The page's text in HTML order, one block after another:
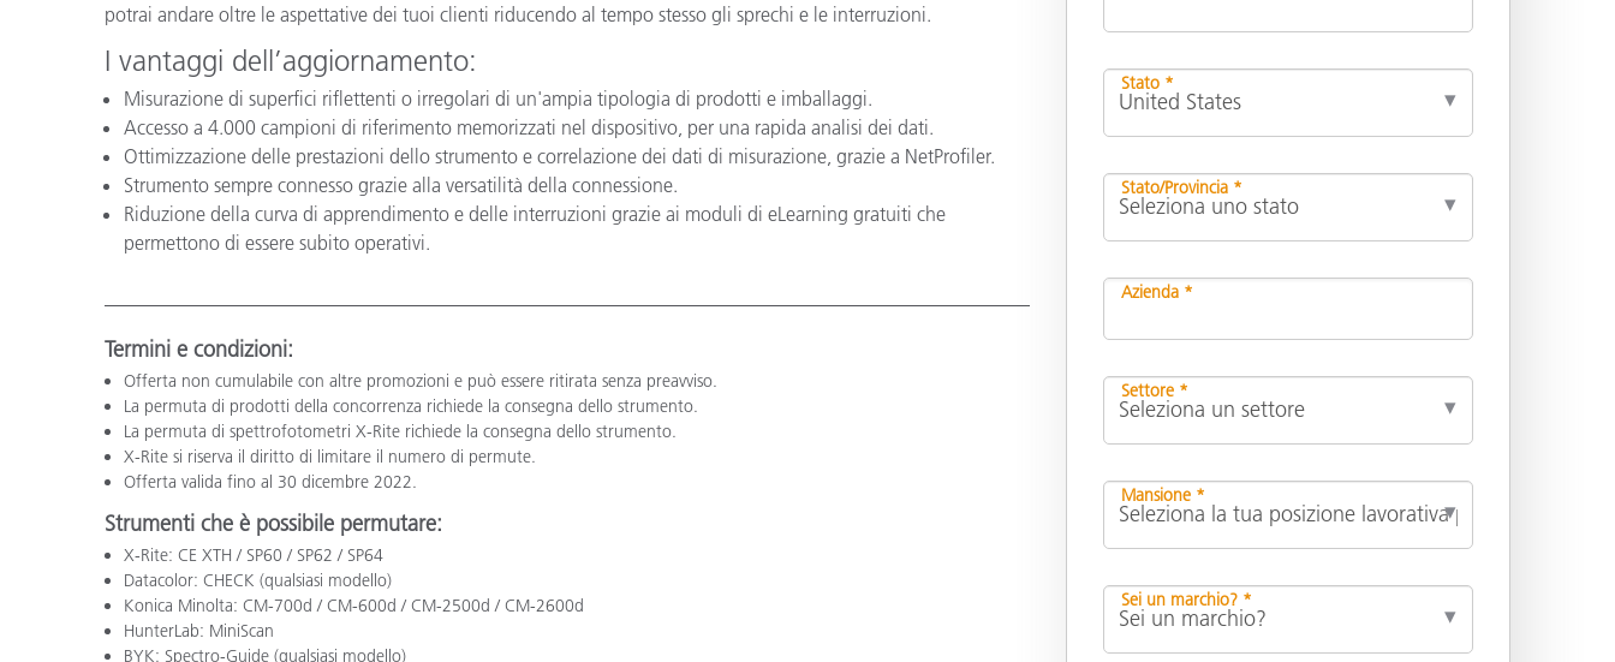
potrai andare oltre le aspettative dei tuoi clienti riducendo al tempo stesso gli sprechi e le interruzioni.
I vantaggi dell’aggiornamento:
Misurazione di superfici riflettenti o irregolari di un'ampia tipologia di prodotti e imballaggi.
Accesso a 4.000 campioni di riferimento memorizzati nel dispositivo, per una rapida analisi dei dati.
Ottimizzazione delle prestazioni dello strumento e correlazione dei dati di misurazione, grazie a NetProfiler.
Strumento sempre connesso grazie alla versatilità della connessione.
Riduzione della curva di apprendimento e delle interruzioni grazie ai moduli di eLearning gratuiti che
permettono di essere subito operativi.
Termini e condizioni:
Offerta non cumulabile con altre promozioni e può essere ritirata senza preavviso.
La permuta di prodotti della concorrenza richiede la consegna dello strumento.
La permuta di spettrofotometri X-Rite richiede la consegna dello strumento.
X-Rite si riserva il diritto di limitare il numero di permute.
Offerta valida fino al 30 dicembre 2022.
Strumenti che è possibile permutare:
X-Rite: CE XTH / SP60 / SP62 / SP64
Datacolor: CHECK (qualsiasi modello)
Konica Minolta: CM-700d / CM-600d / CM-2500d / CM-2600d
HunterLab: MiniScan
BYK: Spectro-Guide (qualsiasi modello)
Stato *
Stato/Provincia *
Azienda *
Settore *
Mansione *
Sei un marchio? *